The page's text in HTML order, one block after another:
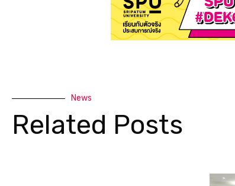
News
Related Posts